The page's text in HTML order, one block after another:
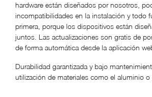
hardware están diseñados por nosotros,
incompatibilidades en la instalación y todo
primera, porque los dispositivos están
juntos. Las actualizaciones son gratis de
de forma automática desde la aplicación
Durabilidad garantizada y bajo
utilización de materiales como el aluminio o